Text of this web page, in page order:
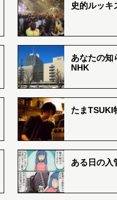
史的ルッキ
あなたの知
NHK
たまTSUKI
ある日の入